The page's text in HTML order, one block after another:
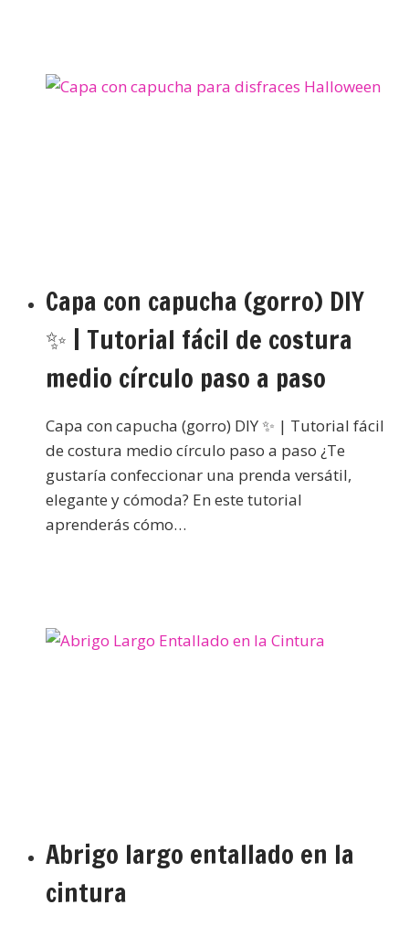
Capa con capucha (gorro) DIY
✨ | Tutorial fácil de costura
medio círculo paso a paso
Capa con capucha (gorro) DIY ✨ | Tutorial fácil
de costura medio círculo paso a paso ¿Te
gustaría confeccionar una prenda versátil,
elegante y cómoda? En este tutorial
aprenderás cómo…
Abrigo largo entallado en la
cintura